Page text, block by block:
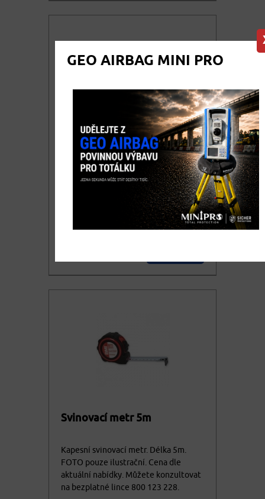
GEO AIRBAG MINI PRO
Svinovací metr KOMELON,
8m ProErgo
Svinovací metr KOMELON - PRO ERGO
8m, šíře pásky 25 mm. ČSN 25 1104,
EEC 755345. Vhodný ke kalibraci -
KOUPIT
Svinovací metr 5m
Kapesní svinovací metr. Délka 5m.
FOTO pouze ilustrační. Cena dle
aktuální nabídky. Můžete konzultovat
na bezplatné lince 800 123 228.